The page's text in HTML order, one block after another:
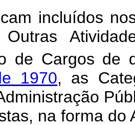
incluídos
Outras
de Cargos
1970, as
na forma do